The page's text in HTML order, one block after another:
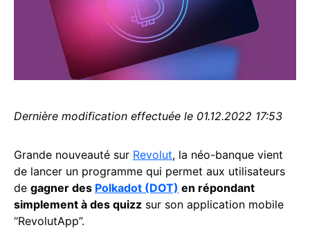
Dernière modification effectuée le 01.12.2022 17:53
Grande nouveauté sur Revolut, la néo-banque vient
de lancer un programme qui permet aux utilisateurs
de gagner des Polkadot (DOT) en répondant
simplement à des quizz sur son application mobile
“RevolutApp”.